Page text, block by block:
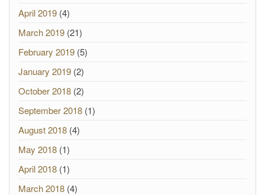
April 2019 (4)
March 2019 (21)
February 2019 (5)
January 2019 (2)
October 2018 (2)
September 2018 (1)
August 2018 (4)
May 2018 (1)
April 2018 (1)
March 2018 (4)